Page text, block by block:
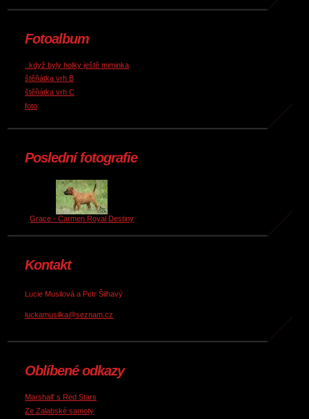
Fotoalbum
..když byly holky ještě miminka
štěňátka vrh B
štěňátka vrh C
foto
Poslední fotografie
Grace - Carmen Royal Destiny
Kontakt
Lucie Musilová a Petr Šilhavý
luckamusilka@seznam.cz
Oblíbené odkazy
Marshall' s Red Stars
Ze Zalabské samoty